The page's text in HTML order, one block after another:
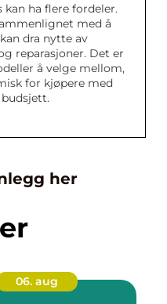
ha flere fordeler.
med å
dra nytte av
reparasjoner. Det er
å velge mellom,
for kjøpere med
her
06. aug